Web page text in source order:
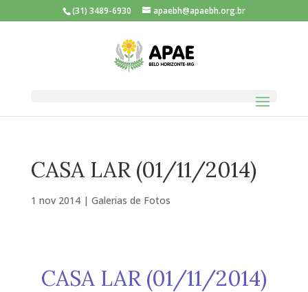
(31) 3489-6930 apaebh@apaebh.org.br
CASA LAR (01/11/2014)
1 nov 2014| Galerias de Fotos
CASA LAR (01/11/2014)